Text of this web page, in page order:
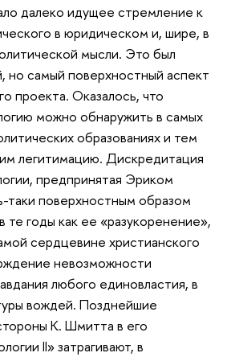
далеко идущее стремление к
в юридическом и, шире, в
мысли. Это был
но самый поверхностный аспект
проекта. Оказалось, что
можно обнаружить в самых
образованиях и тем
легитимацию. Дискредитация
предпринятая Эриком
таки поверхностным образом
те годы как ее «разукоренение»,
сердцевине христианского
невозможности
любого единовластия, в
вождей. Позднейшие
К. Шмитта в его
II» затрагивают, в